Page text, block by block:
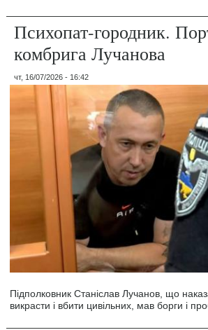
Психопат-городник.
комбрига Лучанова
чт, 16/07/2026 - 16:42
Підполковник Станіслав Лучанов, що
викрасти і вбити цивільних, мав борги і